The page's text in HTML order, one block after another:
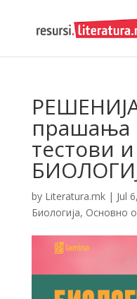
прашања
тестови
by Literatura.mk| Jul
Биологија, Основно